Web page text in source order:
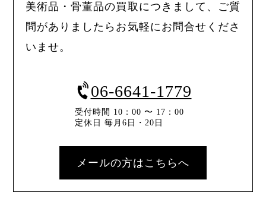
美術品・骨董品の買取につきまして、ご質
問がありましたらお気軽にお問合せくださ
いませ。
06-6641-1779
受付時間 10：00 〜 17：00
定休日 毎月6日・20日
メールの方はこちらへ